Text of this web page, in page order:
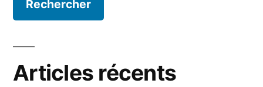
Articles récents